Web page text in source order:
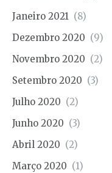
Janeiro 2021 (8)
Dezembro 2020 (9)
Novembro 2020 (2)
Setembro 2020 (3)
Julho 2020 (2)
Junho 2020 (3)
Abril 2020 (2)
Março 2020 (1)